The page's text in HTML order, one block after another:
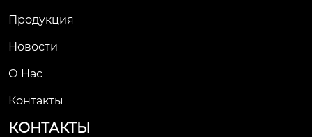
Продукция
Новости
О Hас
Контакты
КОНТАКТЫ